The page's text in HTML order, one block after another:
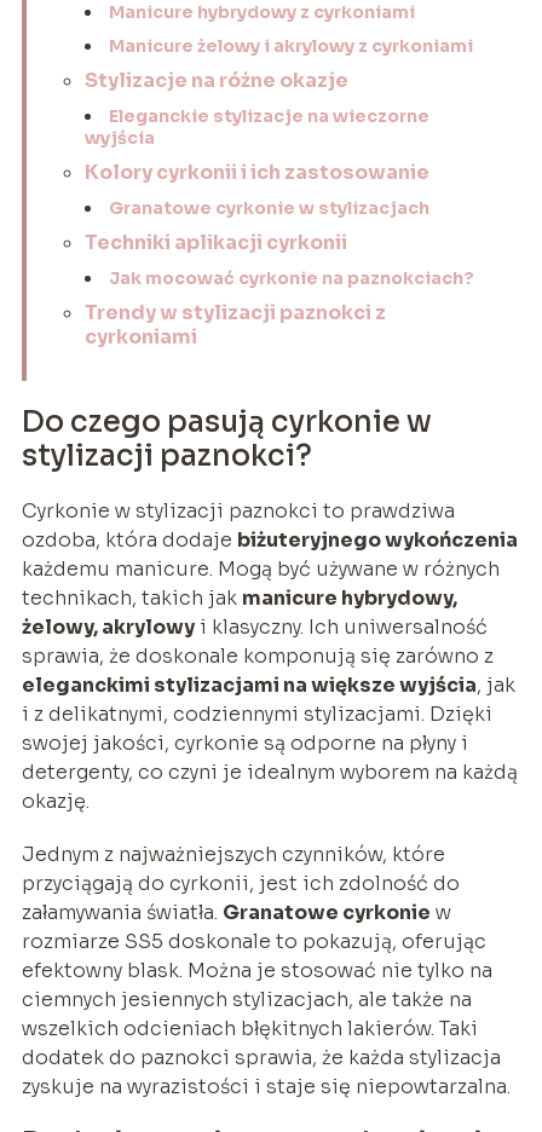
Manicure hybrydowy z cyrkoniami
Manicure żelowy i akrylowy z cyrkoniami
Stylizacje na różne okazje
Eleganckie stylizacje na wieczorne
wyjścia
Kolory cyrkonii i ich zastosowanie
Granatowe cyrkonie w stylizacjach
Techniki aplikacji cyrkonii
Jak mocować cyrkonie na paznokciach?
Trendy w stylizacji paznokci z
cyrkoniami
Do czego pasują cyrkonie w
stylizacji paznokci?
Cyrkonie w stylizacji paznokci to prawdziwa
ozdoba, która dodaje biżuteryjnego wykończenia
każdemu manicure. Mogą być używane w różnych
technikach, takich jak manicure hybrydowy,
żelowy, akrylowyi klasyczny. Ich uniwersalność
sprawia, że doskonale komponują się zarówno z
eleganckimi stylizacjami na większe wyjścia, jak
i z delikatnymi, codziennymi stylizacjami. Dzięki
swojej jakości, cyrkonie są odporne na płyny i
detergenty, co czyni je idealnym wyborem na każdą
okazję.
Jednym z najważniejszych czynników, które
przyciągają do cyrkonii, jest ich zdolność do
załamywania światła. Granatowe cyrkonie w
rozmiarze SS5 doskonale to pokazują, oferując
efektowny blask. Można je stosować nie tylko na
ciemnych jesiennych stylizacjach, ale także na
wszelkich odcieniach błękitnych lakierów. Taki
dodatek do paznokci sprawia, że każda stylizacja
zyskuje na wyrazistości i staje się niepowtarzalna.